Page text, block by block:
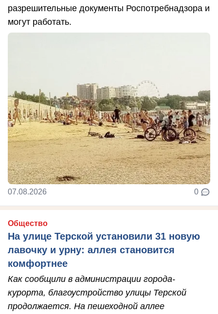
разрешительные документы Роспотребнадзора и
могут работать.
07.08.2026 0
Общество
На улице Терской установили 31 новую
лавочку и урну: аллея становится
комфортнее
Как сообщили в администрации города-
курорта, благоустройство улицы Терской
продолжается. На пешеходной аллее